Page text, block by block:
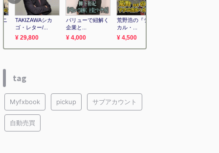
tag
Myfxbook pickup サブアカウント
自動売買